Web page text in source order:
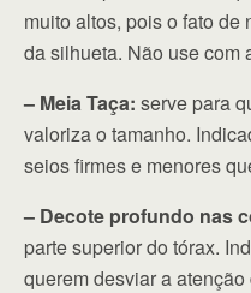
muito altos, pois o fato
da silhueta. Não use com
– Meia Taça: serve para
valoriza o tamanho.
seios firmes e menores
– Decote profundo nas
parte superior do tórax.
querem desviar a